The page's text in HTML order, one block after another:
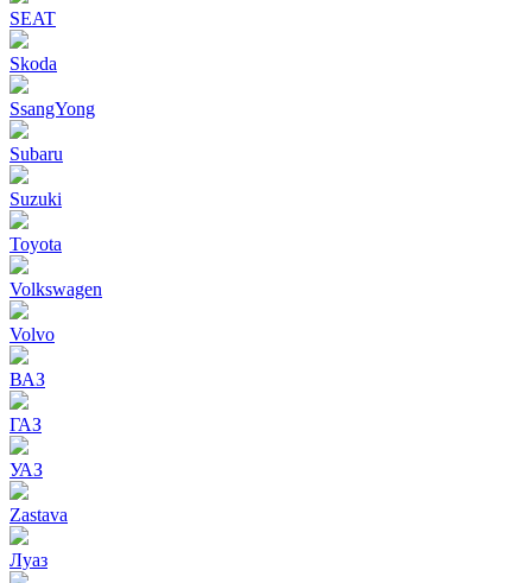
SEAT
Skoda
SsangYong
Subaru
Suzuki
Toyota
Volkswagen
Volvo
ВАЗ
ГАЗ
УАЗ
Zastava
Луаз